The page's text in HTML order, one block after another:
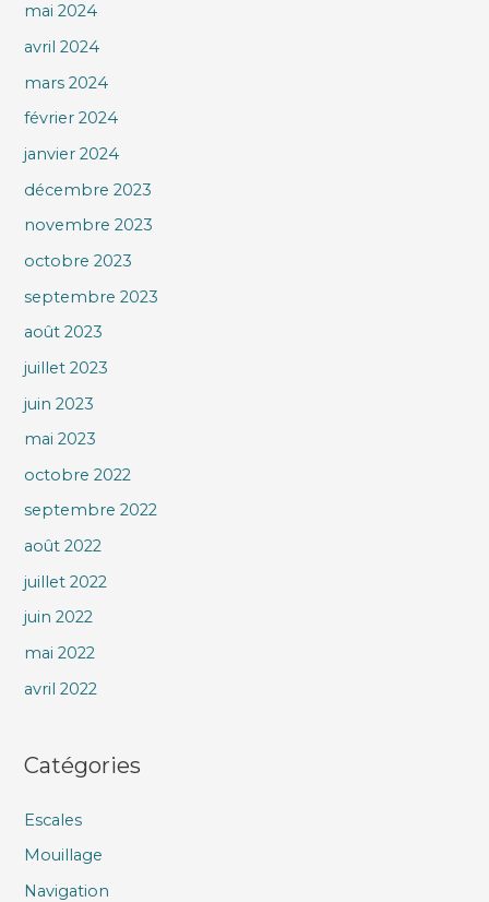
mai 2024
avril 2024
mars 2024
février 2024
janvier 2024
décembre 2023
novembre 2023
octobre 2023
septembre 2023
août 2023
juillet 2023
juin 2023
mai 2023
octobre 2022
septembre 2022
août 2022
juillet 2022
juin 2022
mai 2022
avril 2022
Catégories
Escales
Mouillage
Navigation